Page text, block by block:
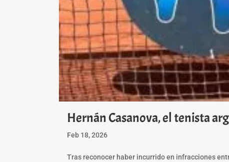
Hernán Casanova, el tenista
Feb 18, 2026
Tras reconocer haber incurrido en infracciones